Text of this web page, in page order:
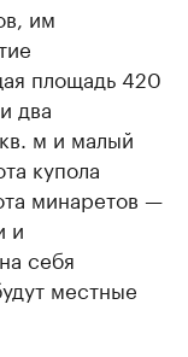
им
площадь 420
два
м и малый
купола
минаретов —
и
себя
местные